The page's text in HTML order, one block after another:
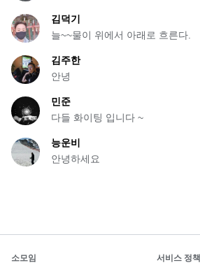
김덕기
늘~~물이 위에서 아래로 흐른다.
김주한
안녕
민준
다들 화이팅 입니다 ~
능운비
안녕하세요
소모임 서비스 정책